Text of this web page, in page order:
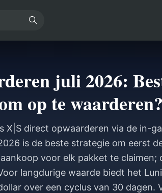
juli 2026:
op te waarderen?
X|S direct opwaarderen via de in-
is de beste strategie om eerst
voor elk pakket te claimen;
langdurige waarde biedt het
over een cyclus van 30 dagen.